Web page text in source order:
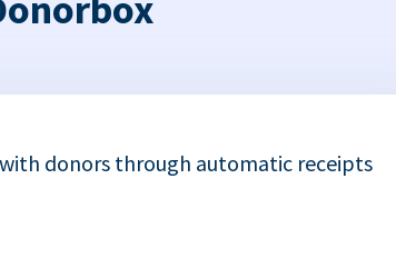
donors through automatic receipts